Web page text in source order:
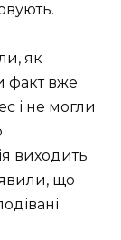
як
факт вже
і не могли
виходить
що